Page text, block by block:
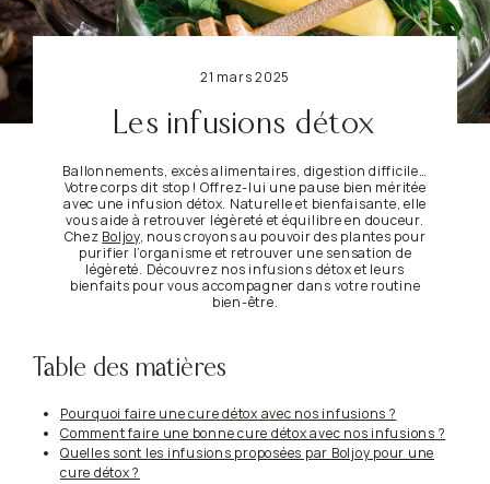
21 mars 2025
Les infusions détox
Ballonnements, excès alimentaires, digestion difficile…
Votre corps dit stop ! Offrez-lui une pause bien méritée
avec une infusion détox. Naturelle et bienfaisante, elle
vous aide à retrouver légèreté et équilibre en douceur.
Chez Boljoy, nous croyons au pouvoir des plantes pour
purifier l’organisme et retrouver une sensation de
légèreté. Découvrez nos infusions détox et leurs
bienfaits pour vous accompagner dans votre routine
bien-être.
Table des matières
Pourquoi faire une cure détox avec nos infusions ?
Comment faire une bonne cure détox avec nos infusions ?
Quelles sont les infusions proposées par Boljoy pour une
cure détox ?